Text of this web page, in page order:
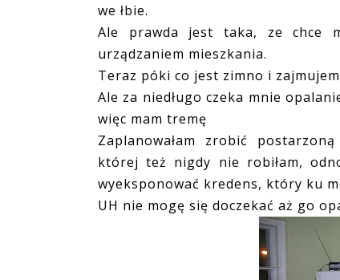
we łbie.
Ale prawda jest taka, ze chce
urządzaniem mieszkania.
Teraz póki co jest zimno i
Ale za niedługo czeka mnie
więc mam tremę
Zaplanowałam zrobić
której też nigdy nie robiłam,
wyeksponować kredens, który ku
UH nie mogę się doczekać aż go